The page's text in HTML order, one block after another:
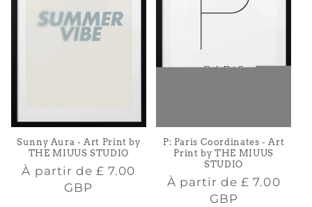
Sunny Aura - Art Print by
THE MIUUS STUDIO
Prix
habituel
À partir de£ 7.00
GBP
P: Paris Coordinates - Art
Print by THE MIUUS
STUDIO
Prix
habituel
À partir de£ 7.00
GBP